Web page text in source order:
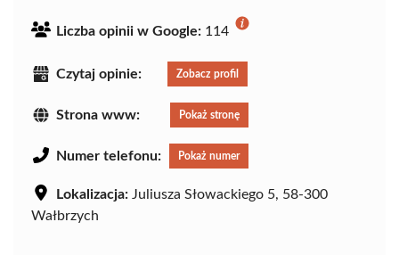
Liczba opinii w Google: 114
Czytaj opinie: Zobacz profil
Strona www: Pokaż stronę
Numer telefonu: Pokaż numer
Lokalizacja: Juliusza Słowackiego 5, 58-300
Wałbrzych